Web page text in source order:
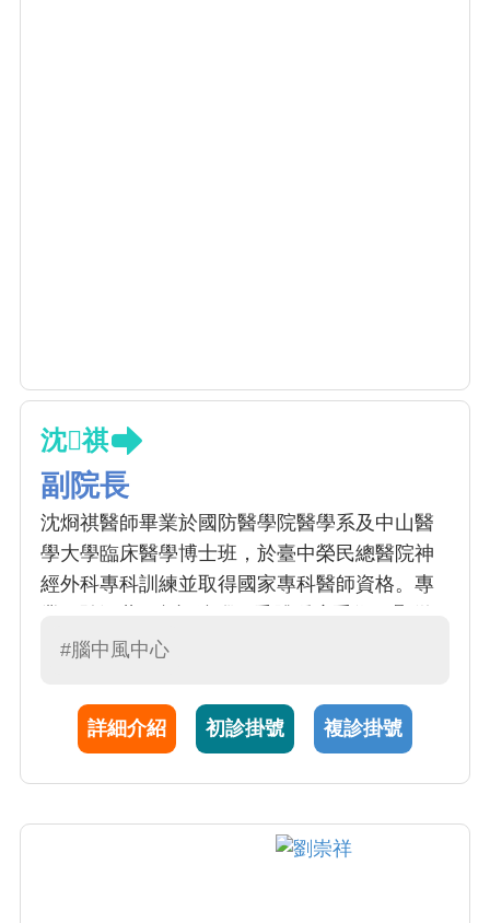
沈祺
副院長
沈烱祺醫師畢業於國防醫學院醫學系及中山醫
學大學臨床醫學博士班，於臺中榮民總醫院神
經外科專科訓練並取得國家專科醫師資格。專
血管減壓手術治療三叉神經痛及顏面神經痙攣
提供全方位且個人化的診療，並廣泛運用微創
技術，兼具專業與親切。
#腦中風中心
詳細介紹 初診掛號 複診掛號